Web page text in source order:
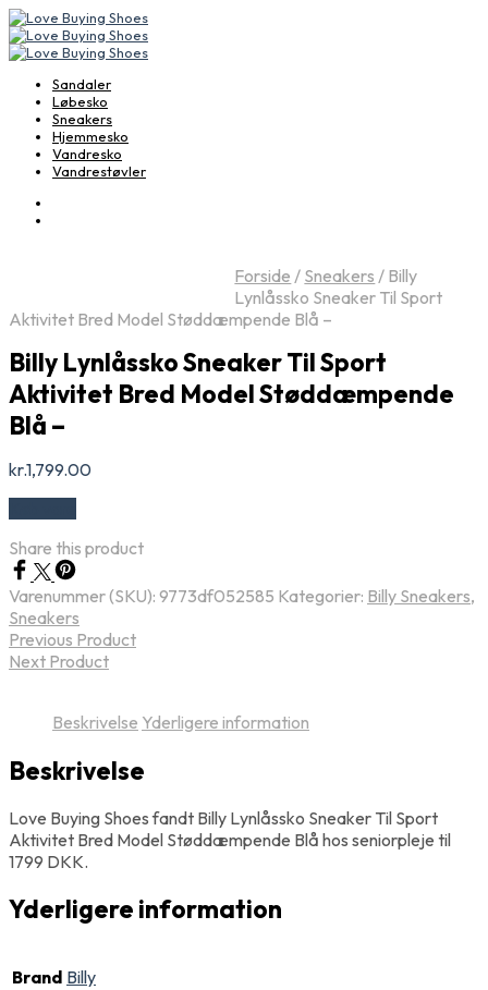
Sandaler
Løbesko
Sneakers
Hjemmesko
Vandresko
Vandrestøvler
Forside / Sneakers / Billy
Lynlåssko Sneaker Til Sport
Aktivitet Bred Model Støddæmpende Blå –
Billy Lynlåssko Sneaker Til Sport
Aktivitet Bred Model Støddæmpende
Blå –
kr.1,799.00
Share this product
Varenummer (SKU): 9773df052585 Kategorier: Billy Sneakers,
Sneakers
Previous Product
Next Product
Beskrivelse Yderligere information
Beskrivelse
Love Buying Shoes fandt Billy Lynlåssko Sneaker Til Sport
Aktivitet Bred Model Støddæmpende Blå hos seniorpleje til
1799 DKK.
Yderligere information
Brand Billy